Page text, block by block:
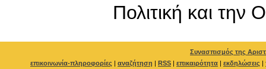
Πολιτική και την
Συνασπισμός της
επικοινωνία-πληροφορίες | αναζήτηση | RSS | επικαιρότητα | εκδηλώσεις |